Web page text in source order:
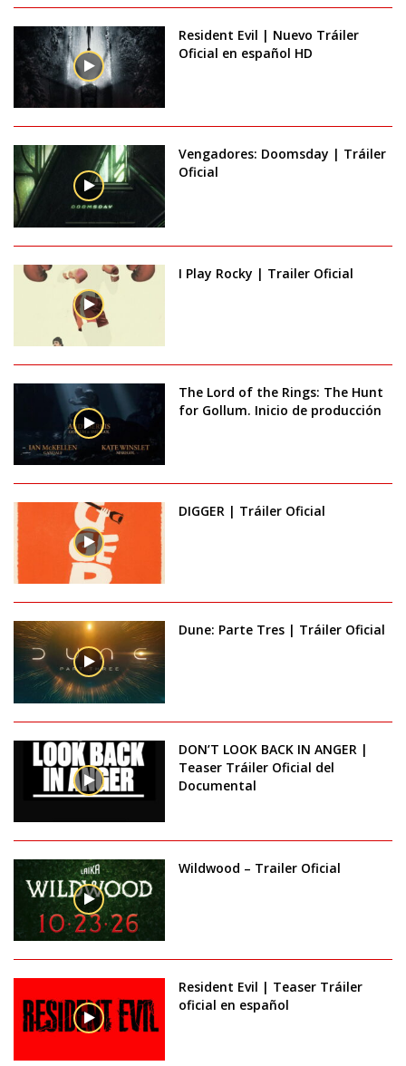
Resident Evil | Nuevo Tráiler
Oficial en español HD
Vengadores: Doomsday | Tráiler
Oficial
I Play Rocky | Trailer Oficial
The Lord of the Rings: The Hunt
for Gollum. Inicio de producción
DIGGER | Tráiler Oficial
Dune: Parte Tres | Tráiler Oficial
DON’T LOOK BACK IN ANGER |
Teaser Tráiler Oficial del
Documental
Wildwood – Trailer Oficial
Resident Evil | Teaser Tráiler
oficial en español